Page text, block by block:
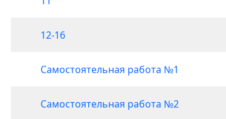
12-16
Самостоятельная работа №1
Самостоятельная работа №2